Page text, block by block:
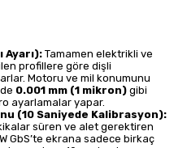
Ayarı): Tamamen elektrikli ve
profillere göre dişli
Motoru ve mil konumunu
0.001 mm (1 mikron) gibi
ayarlamalar yapar.
(10 Saniyede Kalibrasyon):
süren ve alet gerektiren
GbS’te ekrana sadece birkaç